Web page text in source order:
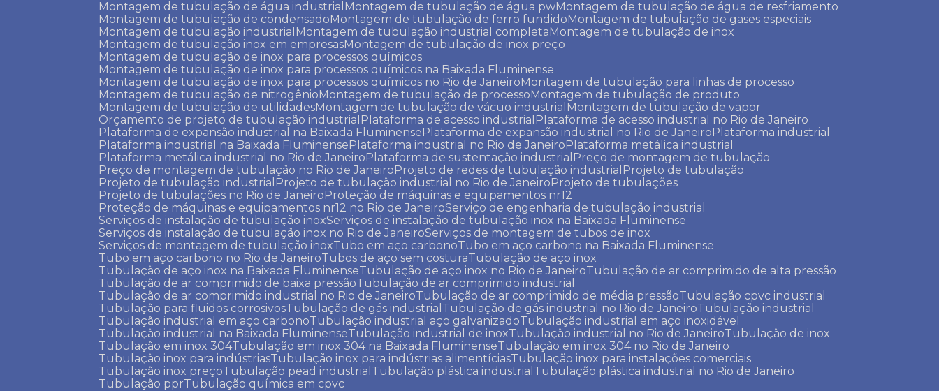
Montagem de tubulação de água industrial
Montagem de tubulação de água pw
Montagem de tubulação de água de resfriamento
Montagem de tubulação de condensado
Montagem de tubulação de ferro fundido
Montagem de tubulação de gases especiais
Montagem de tubulação industrial
Montagem de tubulação industrial completa
Montagem de tubulação de inox
Montagem de tubulação inox em empresas
Montagem de tubulação de inox preço
Montagem de tubulação de inox para processos químicos
Montagem de tubulação de inox para processos químicos na Baixada Fluminense
Montagem de tubulação de inox para processos químicos no Rio de Janeiro
Montagem de tubulação para linhas de processo
Montagem de tubulação de nitrogênio
Montagem de tubulação de processo
Montagem de tubulação de produto
Montagem de tubulação de utilidades
Montagem de tubulação de vácuo industrial
Montagem de tubulação de vapor
Orçamento de projeto de tubulação industrial
Plataforma de acesso industrial
Plataforma de acesso industrial no Rio de Janeiro
Plataforma de expansão industrial na Baixada Fluminense
Plataforma de expansão industrial no Rio de Janeiro
Plataforma industrial
Plataforma industrial na Baixada Fluminense
Plataforma industrial no Rio de Janeiro
Plataforma metálica industrial
Plataforma metálica industrial no Rio de Janeiro
Plataforma de sustentação industrial
Preço de montagem de tubulação
Preço de montagem de tubulação no Rio de Janeiro
Projeto de redes de tubulação industrial
Projeto de tubulação
Projeto de tubulação industrial
Projeto de tubulação industrial no Rio de Janeiro
Projeto de tubulações
Projeto de tubulações no Rio de Janeiro
Proteção de máquinas e equipamentos nr12
Proteção de máquinas e equipamentos nr12 no Rio de Janeiro Serviço de engenharia de tubulação industrial
Serviços de instalação de tubulação inox Serviços de instalação de tubulação inox na Baixada Fluminense
Serviços de instalação de tubulação inox no Rio de Janeiro Serviços de montagem de tubos de inox
Serviços de montagem de tubulação inox
Tubo em aço carbono
Tubo em aço carbono na Baixada Fluminense
Tubo em aço carbono no Rio de Janeiro
Tubos de aço sem costura
Tubulação de aço inox
Tubulação de aço inox na Baixada Fluminense
Tubulação de aço inox no Rio de Janeiro
Tubulação de ar comprimido de alta pressão
Tubulação de ar comprimido de baixa pressão
Tubulação de ar comprimido industrial
Tubulação de ar comprimido industrial no Rio de Janeiro
Tubulação de ar comprimido de média pressão
Tubulação cpvc industrial
Tubulação para fluidos corrosivos
Tubulação de gás industrial Tubulação de gás industrial no Rio de Janeiro
Tubulação industrial
Tubulação industrial em aço carbono
Tubulação industrial aço galvanizado
Tubulação industrial em aço inoxidável
Tubulação industrial na Baixada Fluminense
Tubulação industrial de inox Tubulação industrial no Rio de Janeiro
Tubulação de inox
Tubulação em inox 304
Tubulação em inox 304 na Baixada Fluminense
Tubulação em inox 304 no Rio de Janeiro
Tubulação inox para indústrias
Tubulação inox para indústrias alimentícias
Tubulação inox para instalações comerciais
Tubulação inox preço
Tubulação pead industrial Tubulação plástica industrial
Tubulação plástica industrial no Rio de Janeiro
Tubulação ppr
Tubulação química em cpvc